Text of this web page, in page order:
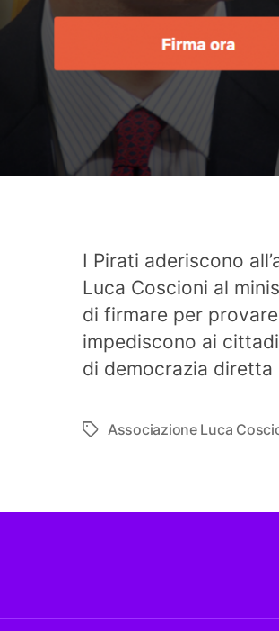
I Pirati aderiscono
Luca Coscioni al
di firmare per
impediscono ai
di democrazia
Tag Associazione Luca